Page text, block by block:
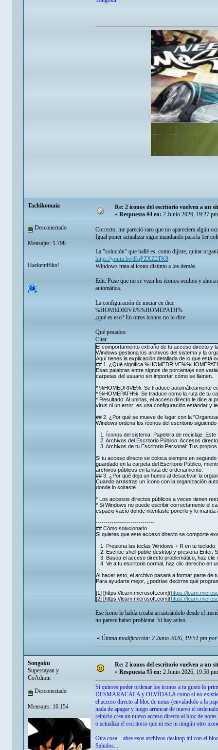
Tachikomaia
Desconectado
Mensajes: 1.798
Hackentifiko!
Re: 2 íconos del escritorio vuelven a un
«Respuesta #4 en:2 Junio 2026, 19:27
Correcto, me pareció raro que no apareciera algún
Igual poner actualizar sigue mandando para la 1er
La "solución" que hallé es, como dijiste, quitar
https://youtu.be/tEqPZXZ2TK8
Windows trata al ícono distinto a los demás.
Edit: Puse que no se vean los íconos ocultos y
automática.
La configuración de iniciar en dice
%HOMEDRIVE%%HOMEPATH%
¿qué es eso? En otros íconos no lo dice.
Qué pesados:
Citar
El comportamiento extraño de tu acceso directo y
Windows gestiona los archivos del sistema y la
Aquí tienes la explicación detallada de lo que está
## 1. ¿Qué significa
Esas palabras entre signos de porcentaje son
carpetas del usuario sin importar cómo se llamen.
* %HOMEDRIVE%: Se traduce automáticamente
* %HOMEPATH%: Se traduce como la ruta de tu
* Resultado: Al unirlas, el acceso directo le dice al
virus ni un error; es una configuración estándar y
## 2. ¿Por qué se mueve de lugar con la
Windows ordena los íconos del escritorio
1. Íconos del sistema: Papelera de reciclaje, Este
2. Archivos del Escritorio Público: Accesos
3. Archivos de tu Escritorio Personal: Tus
Si tu acceso directo se coloca siempre en
guardado en la carpeta del Escritorio Público,
archivos públicos en la lista de ordenamiento.
## 3. ¿Por qué deja un hueco al desactivar la
Cuando arrastras un ícono con la organización
donde lo soltaste.
* Los accesos directos públicos a veces tienen
* Si Windows no puede escribir correctamente el
espacio vacío donde intentaste ponerlo y lo manda
------------------------------
## Cómo solucionarlo
Si quieres que este acceso directo se comporte
1. Presiona las teclas Windows + R en tu teclado.
2. Escribe shell:public desktop y presiona Enter.
3. Busca el acceso directo problemático, haz clic
4. Ve a tu escritorio normal, haz clic derecho en
Al hacer esto, el archivo pasará a formar parte de
Para ayudarte mejor, ¿podrías decirme qué
[1] [https://learn.microsoft.com](https://
[2] [https://learn.microsoft.com](https://
Ese ícono lo había creaba arrastrándolo desde el
no parece haber problema. Si hay aviso.
«Última modificación: 2 Junio 2026, 19:51 pm por
Songoku
Supersayan y
CoAdmin
Desconectado
Mensajes: 16.154
Re: 2 íconos del escritorio vuelven a un
« Respuesta #5 en: 2 Junio 2026, 19:50
Si quieres poder ordenar los iconos a tu gusto lo
DESMARACALA y OLVÍDALA como si no
el acceso directo al bloc de notas (enviándolo a la
nada de apagar y luego arrancar de nuevo el
reinicio crea un nuevo acceso directo al bloc de
o actualiza el escritorio que ni ese ni ningún otro
Otra cosa... abre esos archivos desktop.ini con el
Saludos...